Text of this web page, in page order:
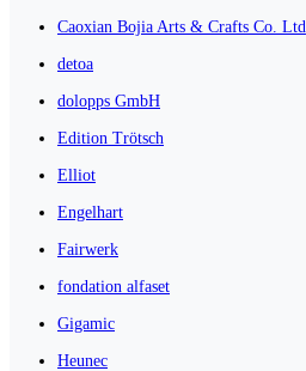
Caoxian Bojia Arts & Crafts Co. Ltd
detoa
dolopps GmbH
Edition Trötsch
Elliot
Engelhart
Fairwerk
fondation alfaset
Gigamic
Heunec